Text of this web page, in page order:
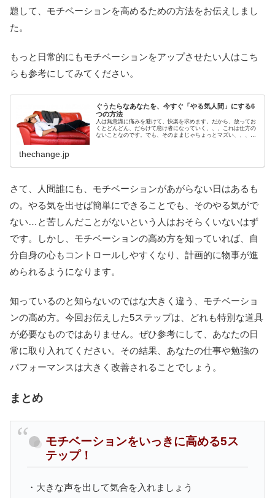
題して、モチベーションを高めるための方法をお伝えしまし
た。
もっと日常的にもモチベーションをアップさせたい人はこち
らも参考にしてみてください。
ぐうたらなあなたを、今すぐ「やる気人間」にする6
つの方法
人は無意識に痛みを避けて、快楽を求めます。だから、放ってお
くとどんどん、だらけて怠け者になっていく、、、これは仕方の
ないことなのです。でも、そのままじゃちょっとマズい、、、で
thechange.jp
さて、人間誰にも、モチベーションがあがらない日はあるも
の。やる気を出せば簡単にできることでも、そのやる気がで
ない…と苦しんだことがないという人はおそらくいないはず
です。しかし、モチベーションの高め方を知っていれば、自
分自身の心もコントロールしやすくなり、計画的に物事が進
められるようになります。
知っているのと知らないのではな大きく違う、モチベーショ
ンの高め方。今回お伝えした5ステップは、どれも特別な道具
が必要なものではありません。ぜひ参考にして、あなたの日
常に取り入れてください。その結果、あなたの仕事や勉強の
パフォーマンスは大きく改善されることでしょう。
まとめ
モチベーションをいっきに高める5ス
テップ！
・大きな声を出して気合を入れましょう